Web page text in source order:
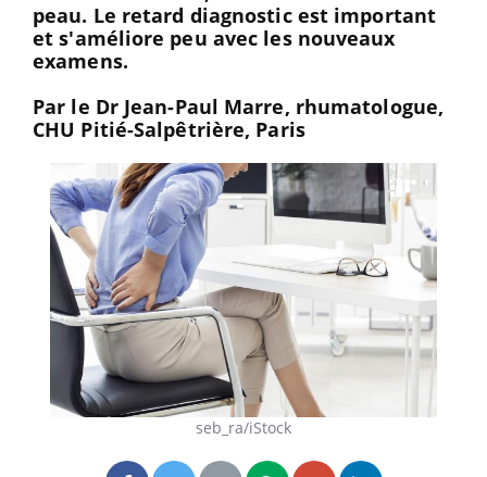
peau. Le retard diagnostic est important
et s'améliore peu avec les nouveaux
examens.
Par le Dr Jean-Paul Marre, rhumatologue,
CHU Pitié-Salpêtrière, Paris
seb_ra/iStock